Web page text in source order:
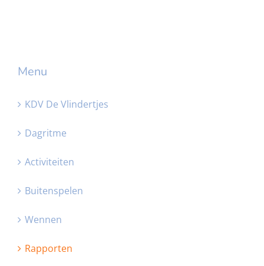
Menu
KDV De Vlindertjes
Dagritme
Activiteiten
Buitenspelen
Wennen
Rapporten